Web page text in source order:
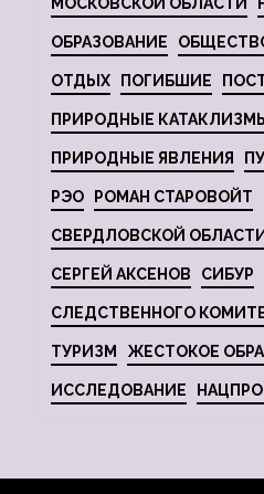
ОБРАЗОВАНИЕ
ОТДЫХ ПОГИБШИЕ
ПРИРОДНЫЕ КАТАКЛИЗМЫ
ПРИРОДНЫЕ ЯВЛЕНИЯ
РЭО РОМАН СТАРОВОЙТ
СВЕРДЛОВСКОЙ ОБЛАСТИ
СЕРГЕЙ АКСЕНОВ СИБУР
СЛЕДСТВЕННОГО
ТУРИЗМ ЖЕСТОКОЕ
ИССЛЕДОВАНИЕ